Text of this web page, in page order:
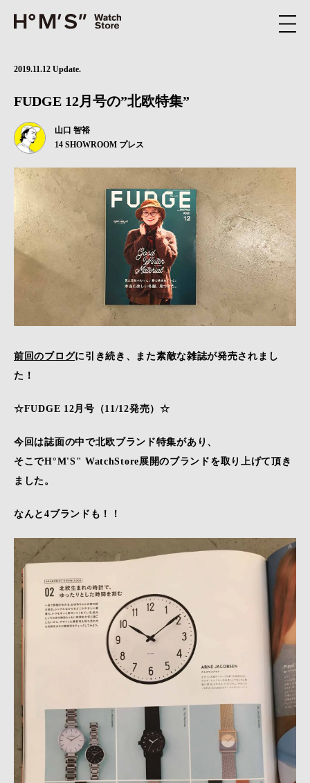
2019.11.12 Update.
FUDGE 12月号の”北欧特集”
山口 智裕
14 SHOWROOM プレス
前回のブログに引き続き、また素敵な雑誌が発売されまし
た！
☆FUDGE 12月号（11/12発売）☆
今回は誌面の中で北欧ブランド特集があり、
そこでH°M'S" WatchStore展開のブランドを取り上げて頂き
ました。
なんと4ブランドも！！